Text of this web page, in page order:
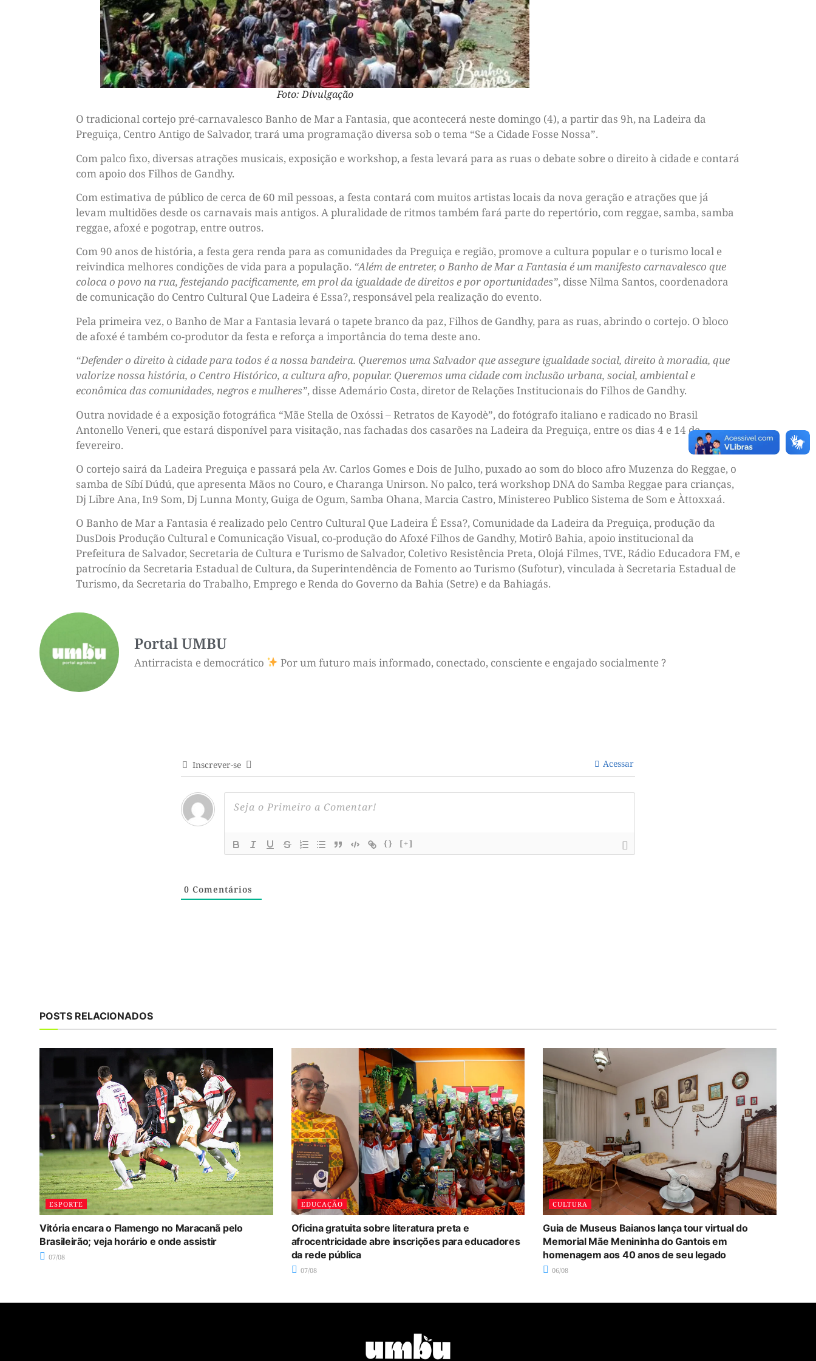
Foto: Divulgação
O tradicional cortejo pré-carnavalesco Banho de Mar a Fantasia, que acontecerá neste domingo (4), a partir das 9h, na Ladeira da
Preguiça, Centro Antigo de Salvador, trará uma programação diversa sob o tema “Se a Cidade Fosse Nossa”.
Com palco fixo, diversas atrações musicais, exposição e workshop, a festa levará para as ruas o debate sobre o direito à cidade e contará
com apoio dos Filhos de Gandhy.
Com estimativa de público de cerca de 60 mil pessoas, a festa contará com muitos artistas locais da nova geração e atrações que já
levam multidões desde os carnavais mais antigos. A pluralidade de ritmos também fará parte do repertório, com reggae, samba, samba
reggae, afoxé e pogotrap, entre outros.
Com 90 anos de história, a festa gera renda para as comunidades da Preguiça e região, promove a cultura popular e o turismo local e
reivindica melhores condições de vida para a população. “Além de entreter, o Banho de Mar a Fantasia é um manifesto carnavalesco que
coloca o povo na rua, festejando pacificamente, em prol da igualdade de direitos e por oportunidades”, disse Nilma Santos, coordenadora
de comunicação do Centro Cultural Que Ladeira é Essa?, responsável pela realização do evento.
Pela primeira vez, o Banho de Mar a Fantasia levará o tapete branco da paz, Filhos de Gandhy, para as ruas, abrindo o cortejo. O bloco
de afoxé é também co-produtor da festa e reforça a importância do tema deste ano.
“Defender o direito à cidade para todos é a nossa bandeira. Queremos uma Salvador que assegure igualdade social, direito à moradia, que
valorize nossa história, o Centro Histórico, a cultura afro, popular. Queremos uma cidade com inclusão urbana, social, ambiental e
econômica das comunidades, negros e mulheres”, disse Ademário Costa, diretor de Relações Institucionais do Filhos de Gandhy.
Outra novidade é a exposição fotográfica “Mãe Stella de Oxóssi – Retratos de Kayodè”, do fotógrafo italiano e radicado no Brasil
Antonello Veneri, que estará disponível para visitação, nas fachadas dos casarões na Ladeira da Preguiça, entre os dias 4 e 14 de
fevereiro.
O cortejo sairá da Ladeira Preguiça e passará pela Av. Carlos Gomes e Dois de Julho, puxado ao som do bloco afro Muzenza do Reggae, o
samba de Síbí Dúdú, que apresenta Mãos no Couro, e Charanga Unirson. No palco, terá workshop DNA do Samba Reggae para crianças,
Dj Libre Ana, In9 Som, Dj Lunna Monty, Guiga de Ogum, Samba Ohana, Marcia Castro, Ministereo Publico Sistema de Som e Àttoxxaá.
O Banho de Mar a Fantasia é realizado pelo Centro Cultural Que Ladeira É Essa?, Comunidade da Ladeira da Preguiça, produção da
DusDois Produção Cultural e Comunicação Visual, co-produção do Afoxé Filhos de Gandhy, Motirô Bahia, apoio institucional da
Prefeitura de Salvador, Secretaria de Cultura e Turismo de Salvador, Coletivo Resistência Preta, Olojá Filmes, TVE, Rádio Educadora FM, e
patrocínio da Secretaria Estadual de Cultura, da Superintendência de Fomento ao Turismo (Sufotur), vinculada à Secretaria Estadual de
Turismo, da Secretaria do Trabalho, Emprego e Renda do Governo da Bahia (Setre) e da Bahiagás.
Portal UMBU
Antirracista e democrático Por um futuro mais informado, conectado, consciente e engajado socialmente ?
Inscrever-se Acessar
{} [+]
0 Comentários
POSTS RELACIONADOS
ESPORTE
Vitória encara o Flamengo no Maracanã pelo
Brasileirão; veja horário e onde assistir
07/08
EDUCAÇÃO
Oficina gratuita sobre literatura preta e
afrocentricidade abre inscrições para educadores
da rede pública
07/08
CULTURA
Guia de Museus Baianos lança tour virtual do
Memorial Mãe Menininha do Gantois em
homenagem aos 40 anos de seu legado
06/08